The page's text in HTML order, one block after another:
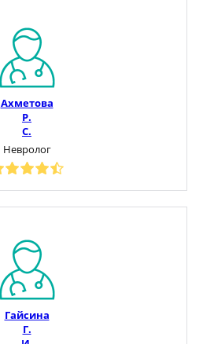
Ахметова
Р.
С.
Невролог
Гайсина
Г.